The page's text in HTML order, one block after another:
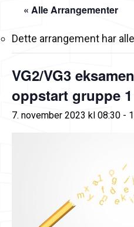
« Alle Arrangementer
Dette arrangement har
VG2/VG3
oppstart gruppe 1
7. november 2023 kl 08:30 -